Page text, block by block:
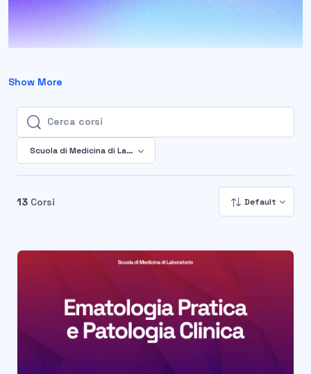
Show More
Cerca corsi
Cerca corsi
Scuola di Medicina di Laboratorio
13 Corsi Default